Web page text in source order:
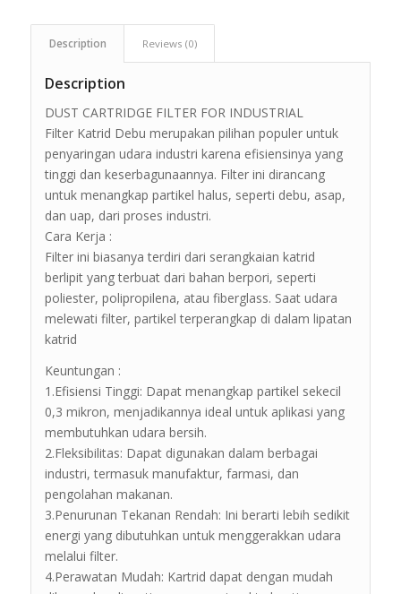
Description Reviews (0)
Description
DUST CARTRIDGE FILTER FOR INDUSTRIAL
Filter Katrid Debu merupakan pilihan populer untuk
penyaringan udara industri karena efisiensinya yang
tinggi dan keserbagunaannya. Filter ini dirancang
untuk menangkap partikel halus, seperti debu, asap,
dan uap, dari proses industri.
Cara Kerja :
Filter ini biasanya terdiri dari serangkaian katrid
berlipit yang terbuat dari bahan berpori, seperti
poliester, polipropilena, atau fiberglass. Saat udara
melewati filter, partikel terperangkap di dalam lipatan
katrid
Keuntungan :
1.Efisiensi Tinggi: Dapat menangkap partikel sekecil
0,3 mikron, menjadikannya ideal untuk aplikasi yang
membutuhkan udara bersih.
2.Fleksibilitas: Dapat digunakan dalam berbagai
industri, termasuk manufaktur, farmasi, dan
pengolahan makanan.
3.Penurunan Tekanan Rendah: Ini berarti lebih sedikit
energi yang dibutuhkan untuk menggerakkan udara
melalui filter.
4.Perawatan Mudah: Kartrid dapat dengan mudah